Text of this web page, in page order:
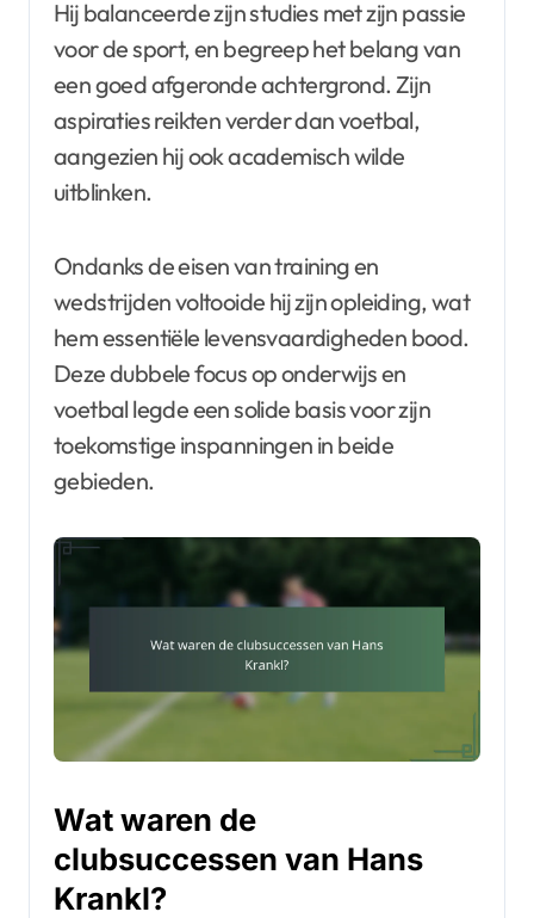
Hij balanceerde zijn studies met zijn passie
voor de sport, en begreep het belang van
een goed afgeronde achtergrond. Zijn
aspiraties reikten verder dan voetbal,
aangezien hij ook academisch wilde
uitblinken.
Ondanks de eisen van training en
wedstrijden voltooide hij zijn opleiding, wat
hem essentiële levensvaardigheden bood.
Deze dubbele focus op onderwijs en
voetbal legde een solide basis voor zijn
toekomstige inspanningen in beide
gebieden.
Wat waren de
clubsuccessen van Hans
Krankl?